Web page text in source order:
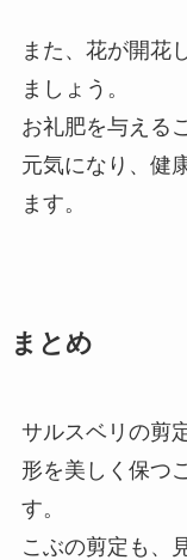
また、花が開花
ましょう。
お礼肥を与える
元気になり、健
ます。
まとめ
サルスベリの剪
形を美しく保つ
す。
こぶの剪定も、